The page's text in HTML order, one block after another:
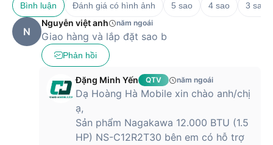
Bình luận Đánh giá có hình ảnh 5 sao 4 sao 3 sao
N
Nguyễn việt anh năm ngoái
Giao hàng và lắp đặt sao b
Phản hồi
Đặng Minh Yến QTV năm ngoái
Dạ Hoàng Hà Mobile xin chào anh/chị
ạ,
Sản phẩm Nagakawa 12.000 BTU (1.5
HP) NS-C12R2T30 bên em có hỗ trợ